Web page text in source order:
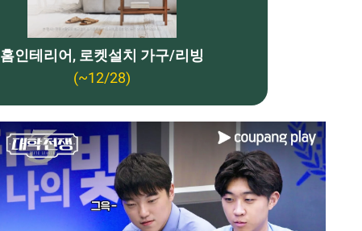
홈인테리어, 로켓설치 가구/리빙
(~12/28)